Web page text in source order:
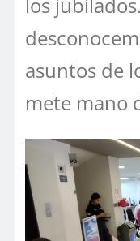
los
asuntos de
mete mano